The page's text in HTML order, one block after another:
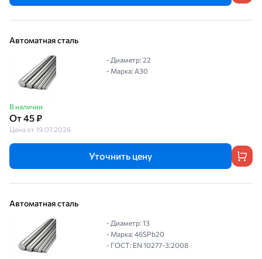
Автоматная сталь
В наличии
От 45 ₽
Цена от 19.07.2026
- Диаметр: 22
- Марка: А30
Уточнить цену
Автоматная сталь
- Диаметр: 13
- Марка: 46SPb20
- ГОСТ: EN 10277-3:2008